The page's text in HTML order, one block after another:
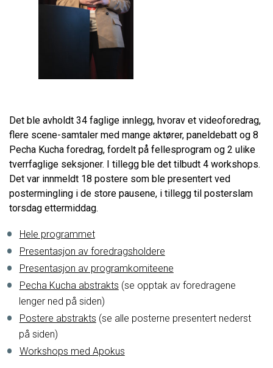
Det ble avholdt 34 faglige innlegg, hvorav et videoforedrag,
flere scene-samtaler med mange aktører, paneldebatt og 8
Pecha Kucha foredrag, fordelt på fellesprogram og 2 ulike
tverrfaglige seksjoner. I tillegg ble det tilbudt 4 workshops.
Det var innmeldt 18 postere som ble presentert ved
postermingling i de store pausene, i tillegg til posterslam
torsdag ettermiddag.
Hele programmet
Presentasjon av foredragsholdere
Presentasjon av programkomiteene
Pecha Kucha abstrakts (se opptak av foredragene
lenger ned på siden)
Postere abstrakts (se alle posterne presentert nederst
på siden)
Workshops med Apokus